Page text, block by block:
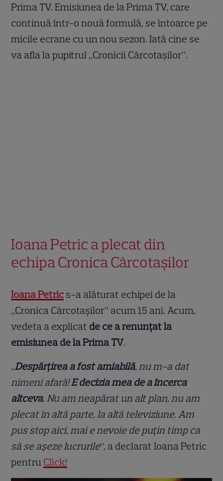
Prima TV. Emisiunea de la Prima TV, care
continuă într-o nouă formulă, se întoarce pe
micile ecrane cu un nou sezon. Iată cine se
va afla la pupitrul „Cronicii Cârcotașilor”.
Ioana Petric a plecat din
echipa Cronica Cârcotașilor
Ioana Petric s-a alăturat echipei de la
„Cronica Cârcotașilor” acum 15 ani. Acum,
vedeta a explicat de ce a renunțat la
emisiunea de la Prima TV.
„Despărțirea a fost amiabilă, nu m-a dat
nimeni afară!E decizia mea de a încerca
altceva. Nu am neapărat un alt plan, nu am
plecat în altă parte, la altă televiziune. Am
pus stop aici, mai e nevoie de puțin timp ca
să se așeze lucrurile“, a declarat Ioana Petric
pentru Click!